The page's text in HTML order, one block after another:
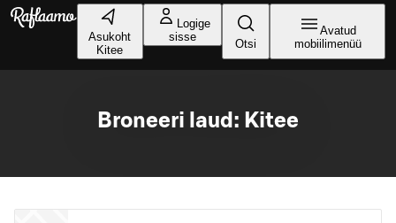
Liigu peamise sisu juurde
Asukoht
Kitee
Logige
sisse
Otsi
Avatud
mobiilimenüü
Broneeri laud: Kitee